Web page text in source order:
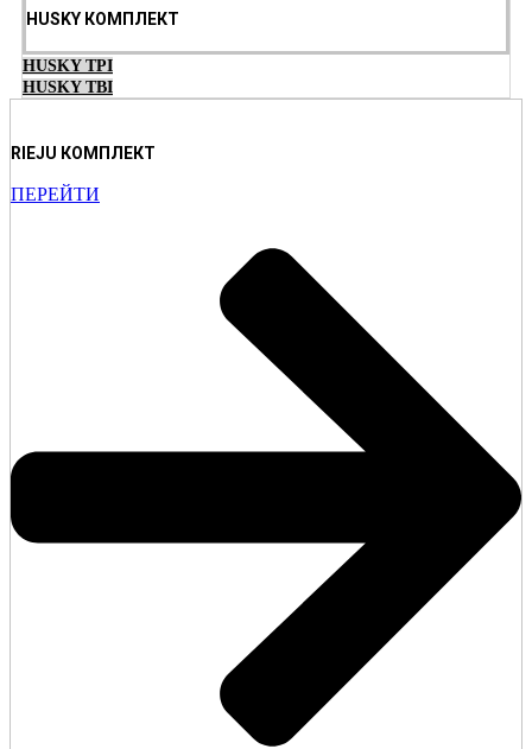
HUSKY КОМПЛЕКТ
HUSKY TPI
HUSKY TBI
RIEJU КОМПЛЕКТ
ПЕРЕЙТИ